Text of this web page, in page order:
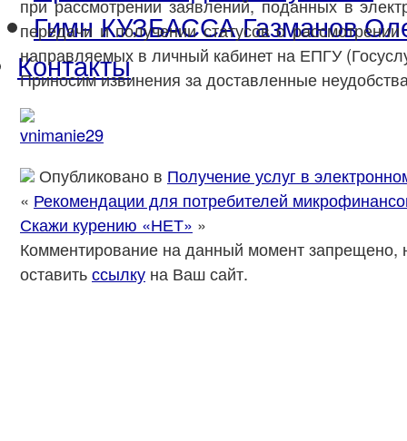
Гимн КУЗБАССА Газманов
Контакты
при рассмотрении заявлений, поданных в
передачи и получении статусов о
направляемых в личный кабинет на ЕПГУ
Приносим извинения за доставленные
Опубликовано в Получение услуг в
« Рекомендации для потребителей
Скажи курению «НЕТ» »
Комментирование на данный момент запрещено,
оставитьссылку на Ваш сайт.